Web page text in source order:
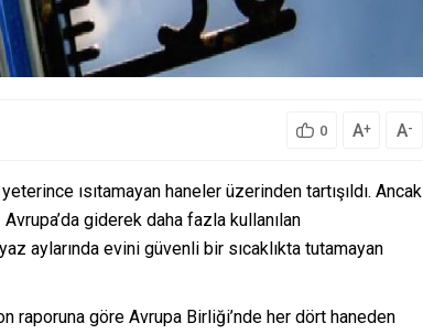
0 A+ A-
ısıtamayan haneler üzerinden tartışıldı. Ancak
giderek daha fazla kullanılan
aylarında evini güvenli bir sıcaklıkta tutamayan
raporuna göre Avrupa Birliği’nde her dört haneden